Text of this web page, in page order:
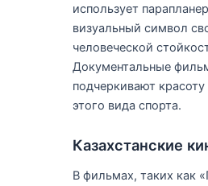
использует
визуальный символ
человеческой
Документальные
подчеркивают
этого вида спорта.
Казахстанские
В фильмах, таких как